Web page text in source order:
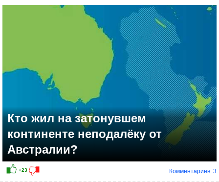
Кто жил на затонувшем
континенте неподалёку от
Австралии?
Комментариев: 3